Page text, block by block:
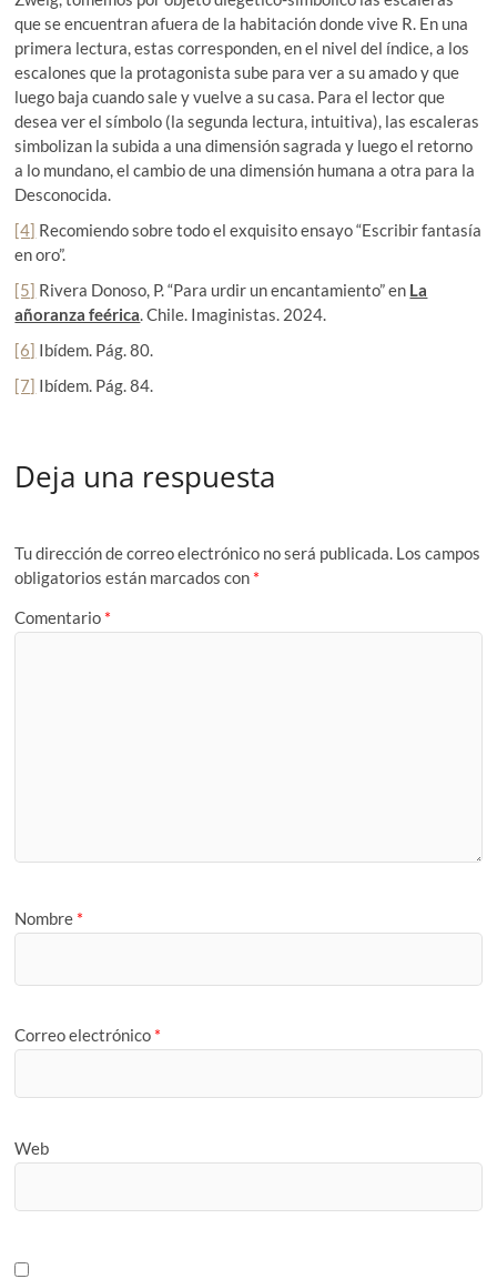
que se encuentran afuera de la habitación donde vive R. En una
primera lectura, estas corresponden, en el nivel del índice, a los
escalones que la protagonista sube para ver a su amado y que
luego baja cuando sale y vuelve a su casa. Para el lector que
desea ver el símbolo (la segunda lectura, intuitiva), las escaleras
simbolizan la subida a una dimensión sagrada y luego el retorno
a lo mundano, el cambio de una dimensión humana a otra para la
Desconocida.
[4] Recomiendo sobre todo el exquisito ensayo “Escribir fantasía
en oro”.
[5] Rivera Donoso, P. “Para urdir un encantamiento” en La
añoranza feérica. Chile. Imaginistas. 2024.
[6] Ibídem. Pág. 80.
[7] Ibídem. Pág. 84.
Deja una respuesta
Tu dirección de correo electrónico no será publicada. Los campos
obligatorios están marcados con *
Comentario *
Nombre *
Correo electrónico *
Web